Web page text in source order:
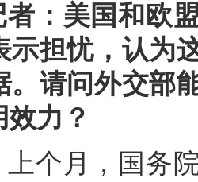
者：美国和欧
示担忧，认为
。请问外交部
力？
个月，国务